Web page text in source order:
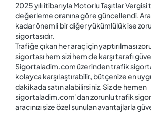
2025 yılı itibarıyla Motorlu Taşıtlar
değerleme oranına göre güncellendi.
kadar önemli bir diğer yükümlülük ise
sigortasıdır.
Trafiğe çıkan her araç için yaptırılması
sigortası hem sizi hem de karşı tarafı
Sigortaladim.com üzerinden trafik
kolayca karşılaştırabilir, bütçenize en
dakikada satın alabilirsiniz. Siz de hemen
sigortaladim.com’dan zorunlu trafik
aracınızı size özel sunulan avantajlarla